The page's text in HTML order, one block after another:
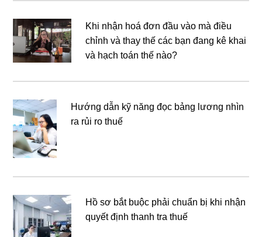
Khi nhận hoá đơn đầu vào mà điều
chỉnh và thay thế các bạn đang kê khai
và hạch toán thế nào?
Hướng dẫn kỹ năng đọc bảng lương nhìn
ra rủi ro thuế
Hồ sơ bắt buộc phải chuẩn bị khi nhận
quyết định thanh tra thuế